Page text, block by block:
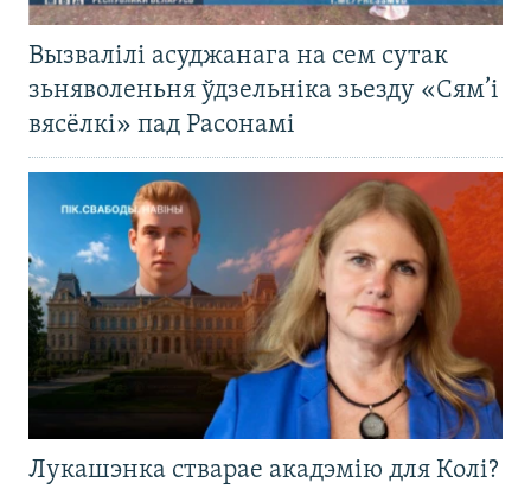
Вызвалілі асуджанага на сем сутак
зьняволеньня ўдзельніка зьезду «Сям’і
вясёлкі» пад Расонамі
Лукашэнка стварае акадэмію для Колі?